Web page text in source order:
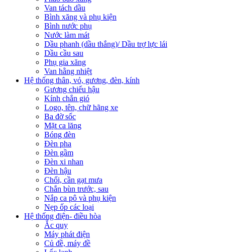
Van tách dầu
Bình xăng và phụ kiện
Bình nước phụ
Nước làm mát
Dầu phanh (dầu thắng)/ Dầu trợ lực lái
Dầu cầu sau
Phụ gia xăng
Van hằng nhiệt
Hệ thống thân, vỏ, gương, đèn, kính
Gương chiếu hậu
Kính chắn gió
Logo, tên, chữ hãng xe
Ba đờ sốc
Mặt ca lăng
Bóng đèn
Đèn pha
Đèn gầm
Đèn xi nhan
Đèn hậu
Chổi, cần gạt mưa
Chắn bùn trước, sau
Nắp ca pô và phụ kiện
Nẹp ốp các loại
Hệ thống điện- điều hòa
Ắc quy
Máy phát điện
Củ đề, máy đề